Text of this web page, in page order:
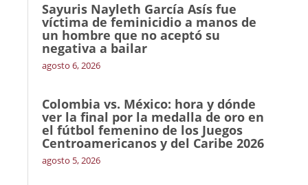
Sayuris Nayleth García Asís fue
víctima de feminicidio a manos de
un hombre que no aceptó su
negativa a bailar
agosto 6, 2026
Colombia vs. México: hora y dónde
ver la final por la medalla de oro en
el fútbol femenino de los Juegos
Centroamericanos y del Caribe 2026
agosto 5, 2026